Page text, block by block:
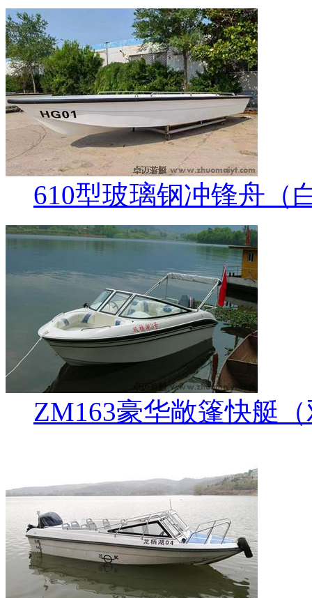
610型玻璃钢冲锋舟（
ZM163豪华敞篷快艇